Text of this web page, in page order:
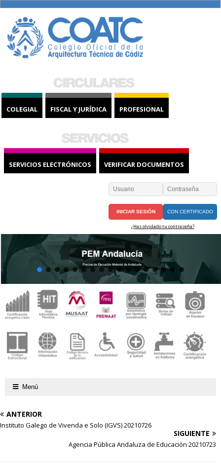
COLEGIAL FISCAL Y JURÍDICA PROFESIONAL
SERVICIOS ELECTRÓNICOS VERIFICAR DOCUMENTOS
CON CERTIFICADO
¿Has olvidado tu contraseña?
Menú
ANTERIOR
Instituto Galego de Vivenda e Solo (IGVS) 20210726
SIGUIENTE
Agencia Pública Andaluza de Educación 20210723